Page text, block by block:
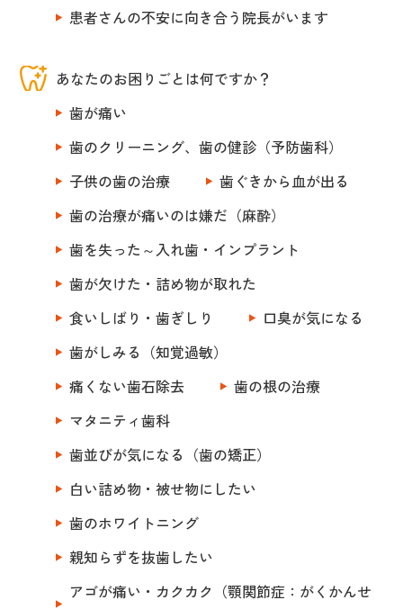
患者さんの不安に向き合う院長がいます
あなたのお困りごとは何ですか？
歯が痛い
歯のクリーニング、歯の健診（予防歯科）
子供の歯の治療
歯ぐきから血が出る
歯の治療が痛いのは嫌だ（麻酔）
歯を失った～入れ歯・インプラント
歯が欠けた・詰め物が取れた
食いしばり・歯ぎしり
口臭が気になる
歯がしみる（知覚過敏）
痛くない歯石除去
歯の根の治療
マタニティ歯科
歯並びが気になる（歯の矯正）
白い詰め物・被せ物にしたい
歯のホワイトニング
親知らずを抜歯したい
アゴが痛い・カクカク（顎関節症：がくかんせ